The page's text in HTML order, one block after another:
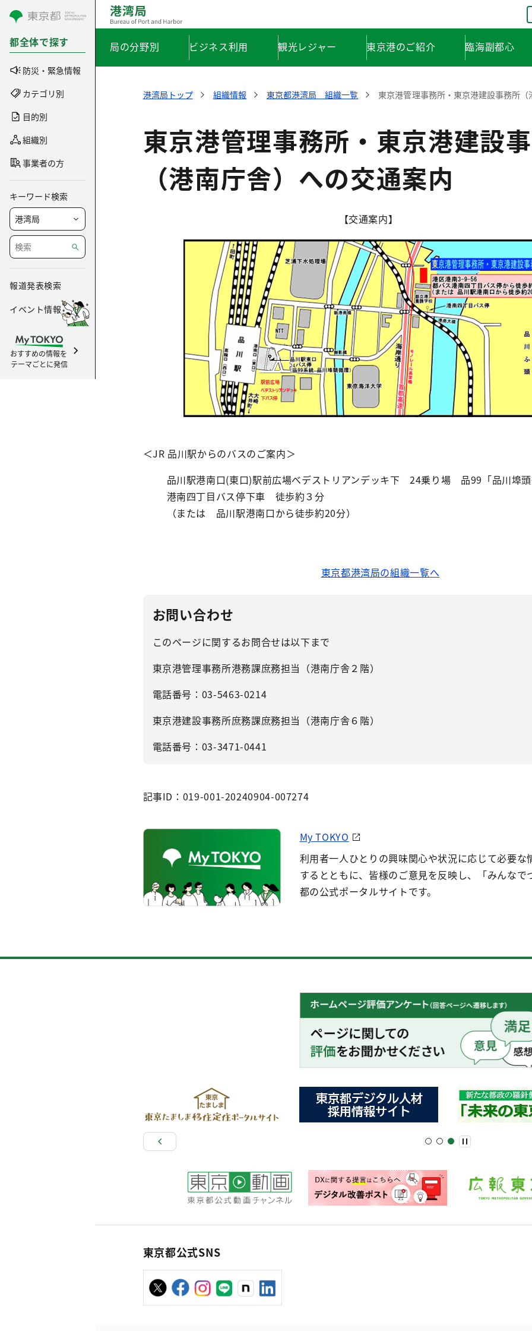
コンテンツにスキップ
都全体で探す
防災・緊急情報
カテゴリ別
目的別
組織別
事業者の方
キーワード検索
報道発表検索
イベント情報
おすすめの情報を
テーマごとに発信
局の分野別 ビジネス利用 観光レジャー 東京港のご紹介 臨海副都心
港湾局トップ 組織情報 東京都港湾局 組織一覧 東京港管理事務所・東京港建設事務所
東京港管理事務所・東京港建設
（港南庁舎）への交通案内
【交通案内】
＜JR 品川駅からのバスのご案内＞
品川駅港南口(東口)駅前広場べデストリアンデッキ下 24乗り場 品99「品川埠
港南四丁目バス停下車 徒歩約３分
（または 品川駅港南口から徒歩約20分）
東京都港湾局の組織一覧へ
お問い合わせ
このページに関するお問合せは以下まで
東京港管理事務所港務課庶務担当（港南庁舎２階）
電話番号：03-5463-0214
東京港建設事務所庶務課庶務担当（港南庁舎６階）
電話番号：03-3471-0441
記事ID：019-001-20240904-007274
My TOKYO
利用者一人ひとりの興味関心や状況に応じて必要な
するとともに、皆様のご意見を反映し、「みんなで
都の公式ポータルサイトです。
東京都公式SNS